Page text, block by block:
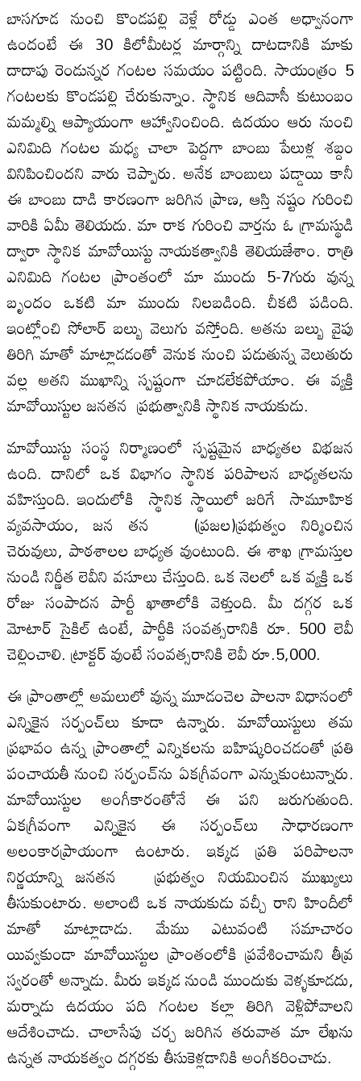
బాసగూడ నుంచి కొండపల్లి వెళ్లే రోడ్డు ఎంత అధ్వానంగా
ఉందంటే ఈ 30 కిలోమీటర్ల మార్గాన్ని దాటడానికి మాకు
దాదాపు రెండున్నర గంటల సమయం పట్టింది. సాయంత్రం 5
గంటలకు కొండపల్లి చేరుకున్నాం. స్థానిక ఆదివాసీ కుటుంబం
మమ్మల్ని ఆప్యాయంగా ఆహ్వానించింది. ఉదయం ఆరు నుంచి
ఎనిమిది గంటల మధ్య చాలా పెద్దగా బాంబు పేలుళ్ల శబ్దం
వినిపించిందని వారు చెప్పారు. అనేక బాంబులు పడ్డాయి కానీ
ఈ బాంబు దాడి కారణంగా జరిగిన ప్రాణ, ఆస్తి నష్టం గురించి
వారికి ఏమీ తెలియదు. మా రాక గురించి వార్తను ఓ గ్రామస్థుడి
ద్వారా స్థానిక మావోయిస్టు నాయకత్వానికి తెలియజేశాం. రాత్రి
ఎనిమిది గంటల ప్రాంతంలో మా ముందు 5-7గురు వున్న
బృందం ఒకటి మా ముందు నిలబడింది. చీకటి పడింది.
ఇంట్లోంచి సోలార్ బల్బు వెలుగు వస్తోంది. అతను బల్బు వైపు
తిరిగి మాతో మాట్లాడడంతో వెనుక నుంచి పడుతున్న వెలుతురు
వల్ల అతని ముఖాన్ని స్పష్టంగా చూడలేకపోయాం. ఈ వ్యక్తి
మావోయిస్టుల జనతన ప్రభుత్వానికి స్థానిక నాయకుడు.
మావోయిస్టు సంస్థ నిర్మాణంలో స్పష్టమైన బాధ్యతల విభజన
ఉంది. దానిలో ఒక విభాగం స్థానిక పరిపాలన బాధ్యతలను
వహిస్తుంది. ఇందులోకి స్థానిక స్థాయిలో జరిగే సామూహిక
వ్యవసాయం, జన తన (ప్రజల)ప్రభుత్వం నిర్మించిన
చెరువులు, పాఠశాలల బాధ్యత వుంటుంది. ఈ శాఖ గ్రామస్తుల
నుండి నిర్ణీత లెవీని వసూలు చేస్తుంది. ఒక నెలలో ఒక వ్యక్తి ఒక
రోజు సంపాదన పార్టీ ఖాతాలోకి వెళ్తుంది. మీ దగ్గర ఒక
మోటార్ సైకిల్ ఉంటే, పార్టీకి సంవత్సరానికి రూ. 500 లెవీ
చెల్లించాలి. ట్రాక్టర్ వుంటే సంవత్సరానికి లెవీ రూ.5,000.
ఈ ప్రాంతాల్లో అమలులో వున్న మూడంచెల పాలనా విధానంలో
ఎన్నికైన సర్పంచ్‌లు కూడా ఉన్నారు. మావోయిస్టులు తమ
ప్రభావం ఉన్న ప్రాంతాల్లో ఎన్నికలను బహిష్కరించడంతో ప్రతి
పంచాయతీ నుంచి సర్పంచ్‌ను ఏకగ్రీవంగా ఎన్నుకుంటున్నారు.
మావోయిస్టుల అంగీకారంతోనే ఈ పని జరుగుతుంది.
ఏకగ్రీవంగా ఎన్నికైన ఈ సర్పంచ్‌లు సాధారణంగా
అలంకారప్రాయంగా ఉంటారు. ఇక్కడ ప్రతి పరిపాలనా
నిర్ణయాన్ని జనతన ప్రభుత్వం నియమించిన ముఖ్యులు
తీసుకుంటారు. అలాంటి ఒక నాయకుడు వచ్చీ రాని హిందీలో
మాతో మాట్లాడాడు. మేము ఎటువంటి సమాచారం
యివ్వకుండా మావోయిస్టుల ప్రాంతంలోకి ప్రవేశించామని తీవ్ర
స్వరంతో అన్నాడు. మీరు ఇక్కడ నుండి ముందుకు వెళ్ళకూడదు,
మర్నాడు ఉదయం పది గంటల కల్లా తిరిగి వెళ్లిపోవాలని
ఆదేశించాడు. చాలాసేపు చర్చ జరిగిన తరువాత మా లేఖను
ఉన్నత నాయకత్వం దగ్గరకు తీసుకెళ్లడానికి అంగీకరించాడు.